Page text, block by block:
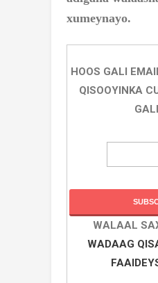
xumeynayo.
HOOS GALI
QISOOYINKA
WALAAL
WADAAG